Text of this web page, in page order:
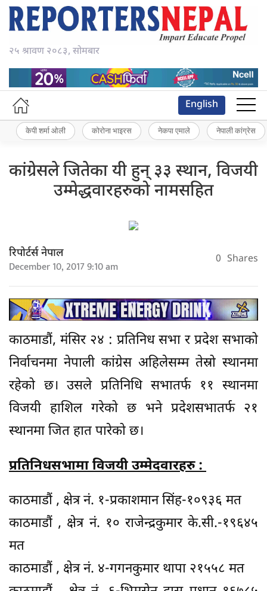
२५ श्रावण २०८३, सोमबार
English
केपी शर्मा ओली कोरोना भाइरस नेकपा एमाले नेपाली कांग्रेस
कांग्रेसले जितेका यी हुन् ३३ स्थान, विजयी
उम्मेद्धवारहरुको नामसहित
रिपोर्टर्स नेपाल
December 10, 2017 9:10 am 0 Shares
काठमाडौं, मंसिर २४ : प्रतिनिध सभा र प्रदेश सभाको
निर्वाचनमा नेपाली कांग्रेस अहिलेसम्म तेस्रो स्थानमा
रहेको छ। उसले प्रतिनिधि सभातर्फ ११ स्थानमा
विजयी हाशिल गरेको छ भने प्रदेशसभातर्फ २१
स्थानमा जित हात पारेको छ।
प्रतिनिधसभामा विजयी उम्मेदवारहरु :
काठमाडौं , क्षेत्र नं. १-प्रकाशमान सिंह-१०९३६ मत
काठमाडौं , क्षेत्र नं. १० राजेन्द्रकुमार के.सी.-१९६४५
मत
काठमाडौं , क्षेत्र नं. ४-गगनकुमार थापा २१५५८ मत